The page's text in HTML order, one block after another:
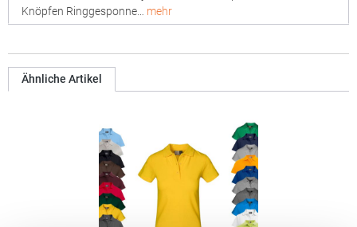
Knöpfen Ringgesponne… mehr
Ähnliche Artikel